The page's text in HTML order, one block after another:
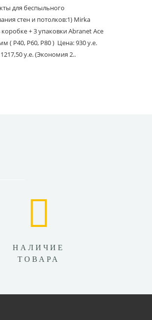
для беспыльного
стен и потолков:1) Mirka
коробке + 3 упаковки Abranet Ace
( P40, P60, P80 ) Цена: 930 у.е.
у.е. (Экономия 2..
НАЛИЧИЕ
ТОВАРА